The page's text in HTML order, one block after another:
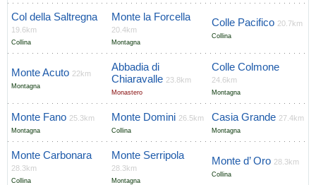
Col della Saltregna
19.6km
Collina
Monte la Forcella
20.4km
Montagna
Colle Pacifico 20.7km
Collina
Monte Acuto 22km
Montagna
Abbadia di
Chiaravalle 23.8km
Monastero
Colle Colmone
24.6km
Montagna
Monte Fano 25.3km
Montagna
Monte Domini 26.5km
Collina
Casia Grande 27.4km
Montagna
Monte Carbonara
28.3km
Collina
Monte Serripola
28.3km
Montagna
Monte d’ Oro 28.3km
Collina